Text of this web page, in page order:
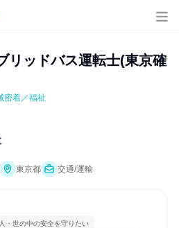
リッドバス運転士(東京確
密着／福祉
東京都 交通/運輸
人・世の中の安全を守りたい